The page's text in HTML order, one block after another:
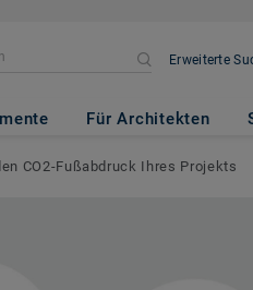
Erweiterte
Für Architekten
CO2-Fußabdruck Ihres Projekts